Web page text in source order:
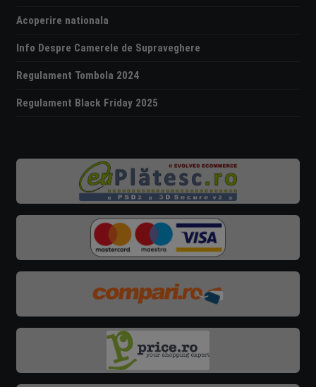
Acoperire nationala
Info Despre Camerele de Supraveghere
Regulament Tombola 2024
Regulament Black Friday 2025